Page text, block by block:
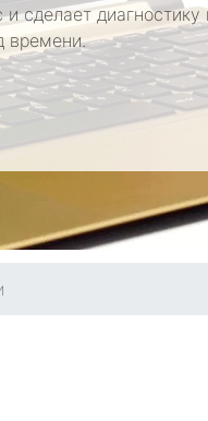
сделает диагностику
времени.